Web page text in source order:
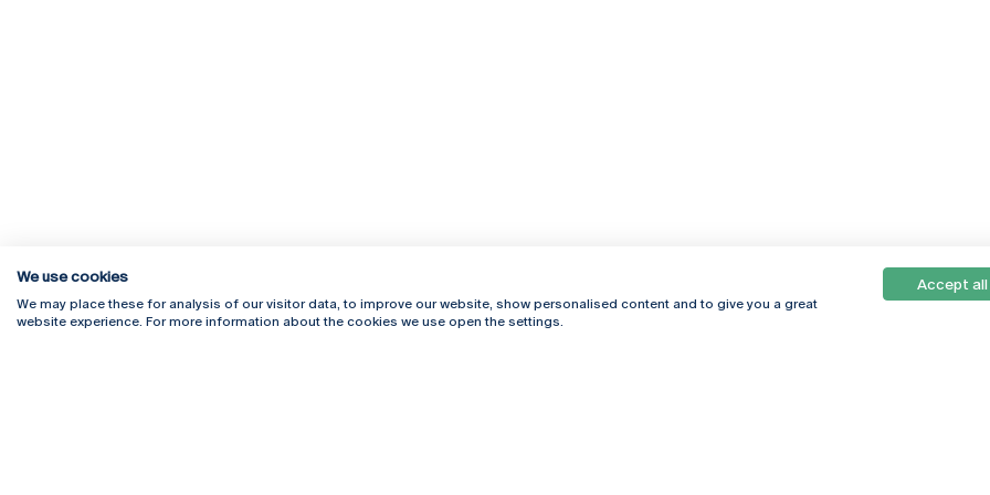
Rua Diogo Botelho 1327
Campus Online
We use cookies
We may place these for analysis of our visitor data, to improve our website, show personalised content and to give you a great
website experience. For more information about the cookies we use open the settings.
Accept all